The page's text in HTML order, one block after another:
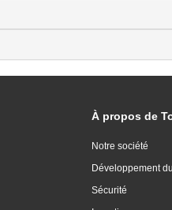
À propos de
Notre société
Développement
Sécurité